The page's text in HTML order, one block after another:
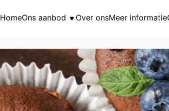
HomeOns aanbod
Activiteitenkalender
Eetpunt
Nieuws
Over onsMeer informatie